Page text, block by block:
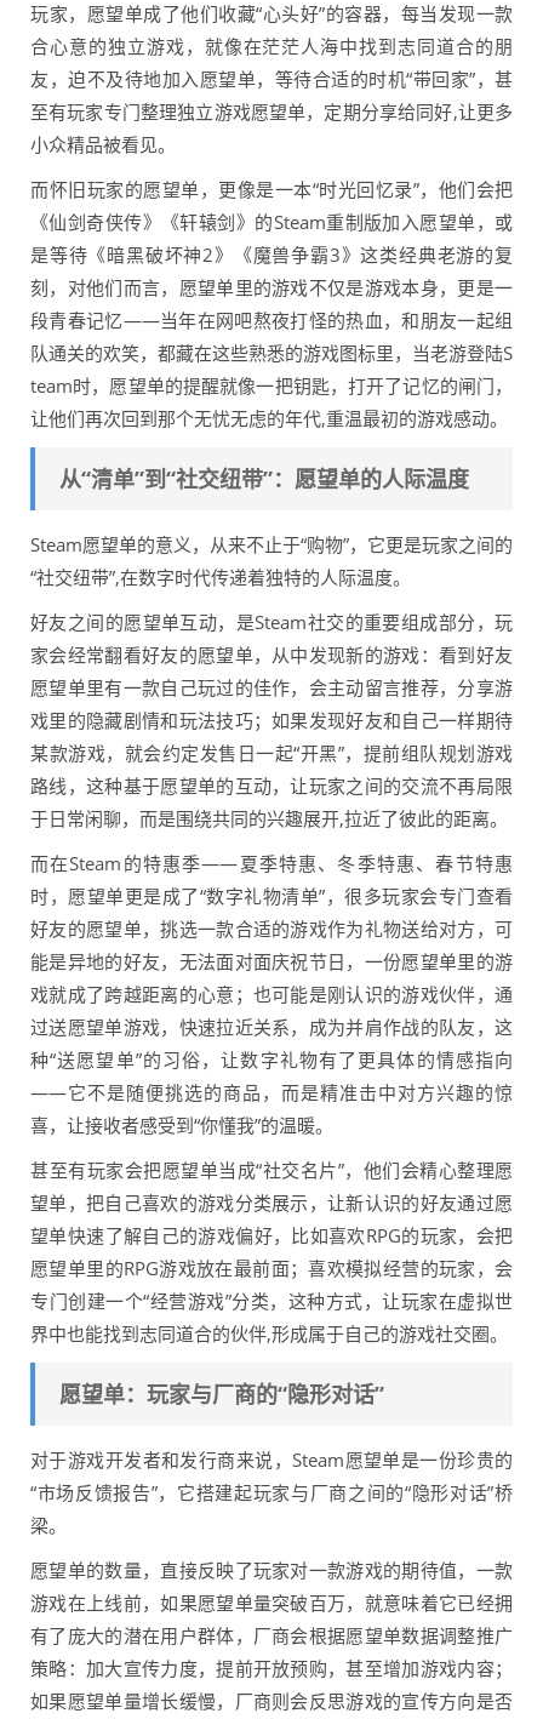
玩家，愿望单成了他们收藏“心头好”的容器，每当发现一款
合心意的独立游戏，就像在茫茫人海中找到志同道合的朋
友，迫不及待地加入愿望单，等待合适的时机“带回家”，甚
至有玩家专门整理独立游戏愿望单，定期分享给同好,让更多
小众精品被看见。
而怀旧玩家的愿望单，更像是一本“时光回忆录”，他们会把
《仙剑奇侠传》《轩辕剑》的Steam重制版加入愿望单，或
是等待《暗黑破坏神2》《魔兽争霸3》这类经典老游的复
刻，对他们而言，愿望单里的游戏不仅是游戏本身，更是一
段青春记忆——当年在网吧熬夜打怪的热血，和朋友一起组
队通关的欢笑，都藏在这些熟悉的游戏图标里，当老游登陆S
team时，愿望单的提醒就像一把钥匙，打开了记忆的闸门，
让他们再次回到那个无忧无虑的年代,重温最初的游戏感动。
从“清单”到“社交纽带”：愿望单的人际温度
Steam愿望单的意义，从来不止于“购物”，它更是玩家之间的
“社交纽带”,在数字时代传递着独特的人际温度。
好友之间的愿望单互动，是Steam社交的重要组成部分，玩
家会经常翻看好友的愿望单，从中发现新的游戏：看到好友
愿望单里有一款自己玩过的佳作，会主动留言推荐，分享游
戏里的隐藏剧情和玩法技巧；如果发现好友和自己一样期待
某款游戏，就会约定发售日一起“开黑”，提前组队规划游戏
路线，这种基于愿望单的互动，让玩家之间的交流不再局限
于日常闲聊，而是围绕共同的兴趣展开,拉近了彼此的距离。
而在Steam的特惠季——夏季特惠、冬季特惠、春节特惠
时，愿望单更是成了“数字礼物清单”，很多玩家会专门查看
好友的愿望单，挑选一款合适的游戏作为礼物送给对方，可
能是异地的好友，无法面对面庆祝节日，一份愿望单里的游
戏就成了跨越距离的心意；也可能是刚认识的游戏伙伴，通
过送愿望单游戏，快速拉近关系，成为并肩作战的队友，这
种“送愿望单”的习俗，让数字礼物有了更具体的情感指向
——它不是随便挑选的商品，而是精准击中对方兴趣的惊
喜，让接收者感受到“你懂我”的温暖。
甚至有玩家会把愿望单当成“社交名片”，他们会精心整理愿
望单，把自己喜欢的游戏分类展示，让新认识的好友通过愿
望单快速了解自己的游戏偏好，比如喜欢RPG的玩家，会把
愿望单里的RPG游戏放在最前面；喜欢模拟经营的玩家，会
专门创建一个“经营游戏”分类，这种方式，让玩家在虚拟世
界中也能找到志同道合的伙伴,形成属于自己的游戏社交圈。
愿望单：玩家与厂商的“隐形对话”
对于游戏开发者和发行商来说，Steam愿望单是一份珍贵的
“市场反馈报告”，它搭建起玩家与厂商之间的“隐形对话”桥
梁。
愿望单的数量，直接反映了玩家对一款游戏的期待值，一款
游戏在上线前，如果愿望单量突破百万，就意味着它已经拥
有了庞大的潜在用户群体，厂商会根据愿望单数据调整推广
策略：加大宣传力度，提前开放预购，甚至增加游戏内容；
如果愿望单量增长缓慢，厂商则会反思游戏的宣传方向是否